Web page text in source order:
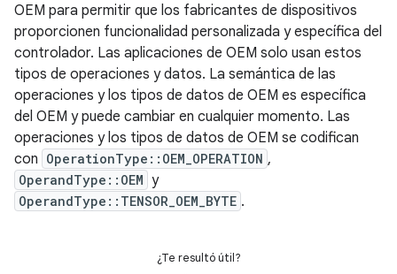
OEM para permitir que los fabricantes de dispositivos
proporcionen funcionalidad personalizada y específica del
controlador. Las aplicaciones de OEM solo usan estos
tipos de operaciones y datos. La semántica de las
operaciones y los tipos de datos de OEM es específica
del OEM y puede cambiar en cualquier momento. Las
operaciones y los tipos de datos de OEM se codifican
con OperationType::OEM_OPERATION ,
OperandType::OEM y
OperandType::TENSOR_OEM_BYTE .
¿Te resultó útil?